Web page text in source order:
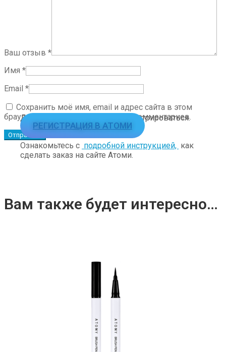
Ваш отзыв *
Имя *
Email *
Сохранить моё имя, email и адрес сайта в этом
браузере для последующих моих комментариев.
Для заказа необходимо зарегистрироваться.
РЕГИСТРАЦИЯ В АТОМИ
Ознакомьтесь с подробной инструкцией, как
сделать заказ на сайте Атоми.
Вам также будет интересно…